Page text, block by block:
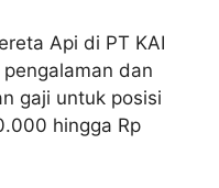
Api di PT KAI
dan
gaji untuk posisi
hingga Rp